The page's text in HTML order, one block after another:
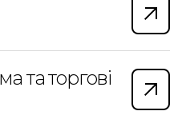
та торгові